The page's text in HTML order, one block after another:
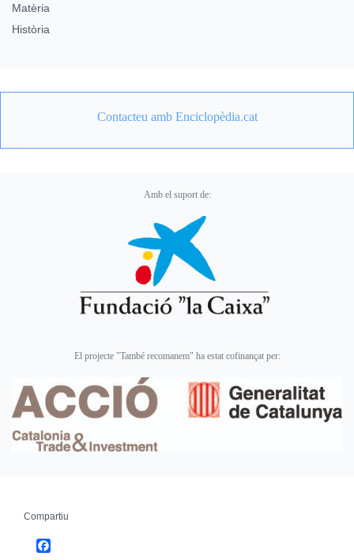
Matèria
Història
Contacteu amb Enciclopèdia.cat
Amb el suport de:
El projecte "També recomanem" ha estat cofinançat per:
Compartiu